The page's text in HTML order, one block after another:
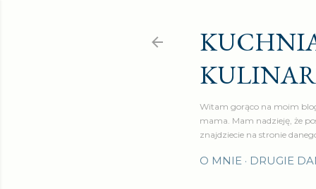
Witam gorąco na moim
mama. Mam nadzieję, że
znajdziecie na stronie
O MNIE DRUGIE